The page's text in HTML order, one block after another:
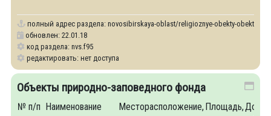
полный адрес раздела: novosibirskaya-oblast/religioznye-obekty-obekty-
обновлен: 22.01.18
код раздела: nvs.f95
редактировать: нет доступа
Объекты природно-заповедного фонда
№ п/п Наименование
Месторасположение, Площадь,